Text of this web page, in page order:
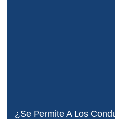
¿Se Permite A Los